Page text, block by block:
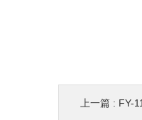
上一篇 : FY-